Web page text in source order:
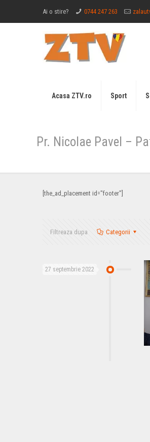
Ai o stire? 0744 247 263
Acasa ZTV.ro Sport
Pr. Nicolae Pavel –
[the_ad_placement id="footer"]
Filtreaza dupa Categorii
27 septembrie 2022